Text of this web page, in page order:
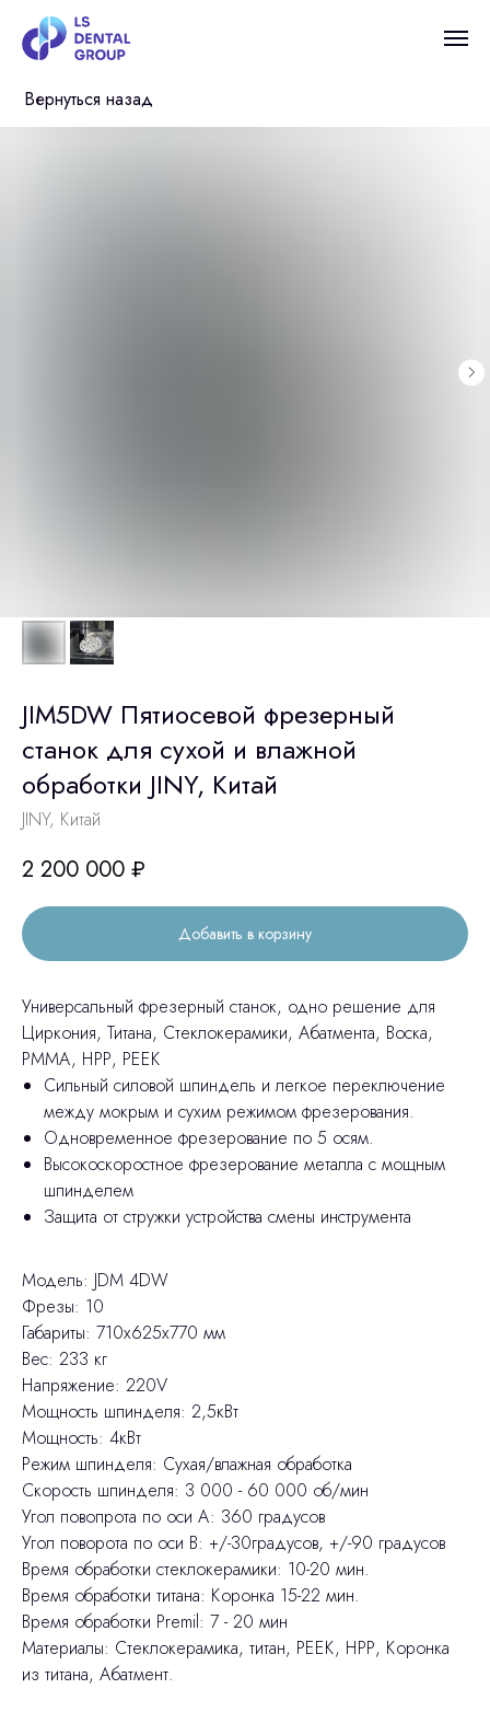
Вернуться назад
JIM5DW Пятиосевой фрезерный
станок для сухой и влажной
обработки JINY, Китай
JINY, Китай
2 200 000 ₽
Добавить в корзину
Универсальный фрезерный станок, одно решение для
Циркония, Титана, Стеклокерамики, Абатмента, Воска,
РММА, НРР, РЕЕК
Сильный силовой шпиндель и легкое переключение
между мокрым и сухим режимом фрезерования.
Одновременное фрезерование по 5 осям.
Высокоскоростное фрезерование металла с мощным
шпинделем
Защита от стружки устройства смены инструмента
Модель: JDM 4DW
Фрезы: 10
Габариты: 710х625х770 мм
Вес: 233 кг
Напряжение: 220V
Мощность шпинделя: 2,5кВт
Мощность: 4кВт
Режим шпинделя: Сухая/влажная обработка
Скорость шпинделя: 3 000 - 60 000 об/мин
Угол повопрота по оси А: 360 градусов
Угол поворота по оси В: +/-30градусов, +/-90 градусов
Время обработки стеклокерамики: 10-20 мин.
Время обработки титана: Коронка 15-22 мин.
Время обработки Premil: 7 - 20 мин
Материалы: Стеклокерамика, титан, РЕЕК, НРР, Коронка
из титана, Абатмент.